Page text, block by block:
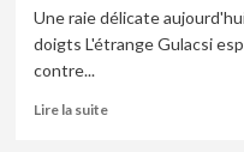
Une raie délicate
doigts L'étrange Gulacsi
contre...
Lire la suiteEn